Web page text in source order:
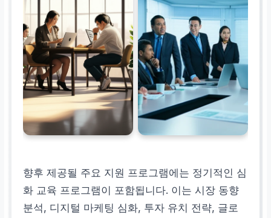
향후 제공될 주요 지원 프로그램에는 정기적인 심
화 교육 프로그램이 포함됩니다. 이는 시장 동향
분석, 디지털 마케팅 심화, 투자 유치 전략, 글로